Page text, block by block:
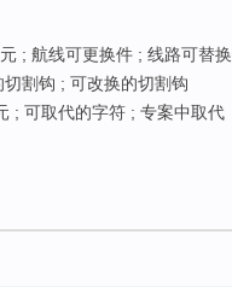
; 航线可更换件 ; 线路可替
切割钩 ; 可改换的切割钩
; 可取代的字符 ; 专案中取代